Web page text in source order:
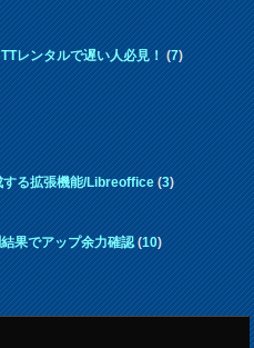
レンタルで遅い人必見！(7)
る拡張機能/Libreoffice(3)
果でアップ余力確認(10)